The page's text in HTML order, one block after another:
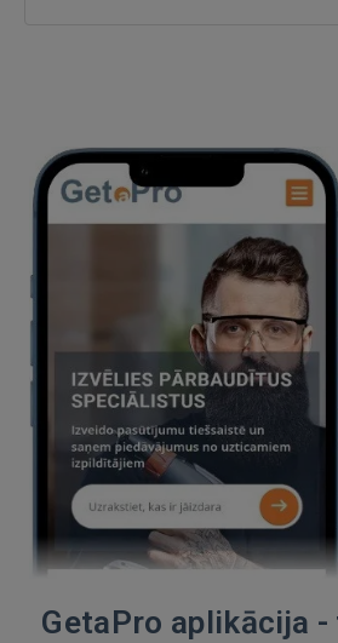
GetaPro aplikācija